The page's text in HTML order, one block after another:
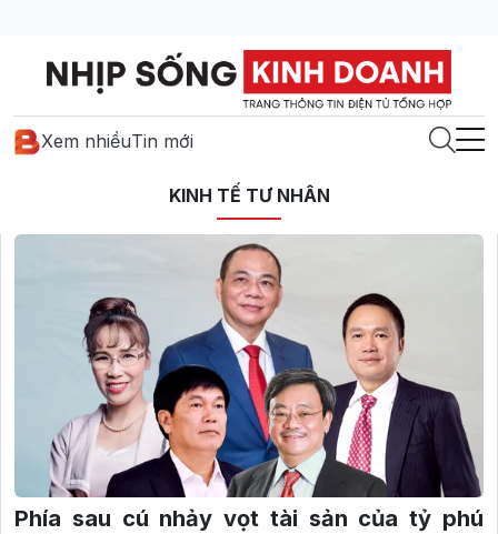
Xem nhiềuTin mới
KINH TẾ TƯ NHÂN
Phía sau cú nhảy vọt tài sản của tỷ phú